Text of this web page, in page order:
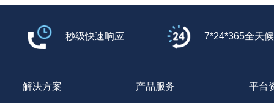
秒级快速响应 7*24*365全天
解决方案 产品服务 平台